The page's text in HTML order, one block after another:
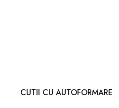
CUTII CU AUTOFORMARE